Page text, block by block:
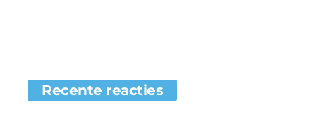
Recente reacties